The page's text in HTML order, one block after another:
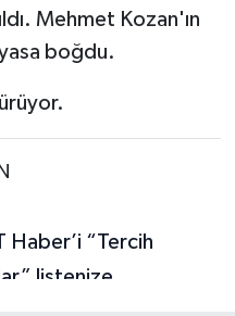
Mehmet Kozan'ın
yasa boğdu.